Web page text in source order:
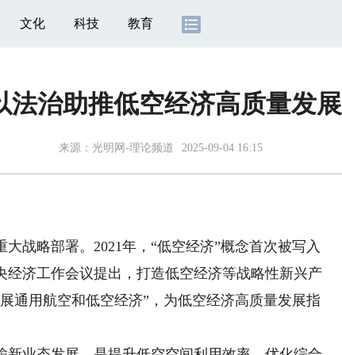
文化 科技 教育
法治助推低空经济高质量发展
来源： 光明网-理论频道 2025-09-04 16:15
略部署。2021年，“低空经济”概念首次被写入
经济工作会议提出，打造低空经济等战略性新兴产
通用航空和低空经济”，为低空经济高质量发展指